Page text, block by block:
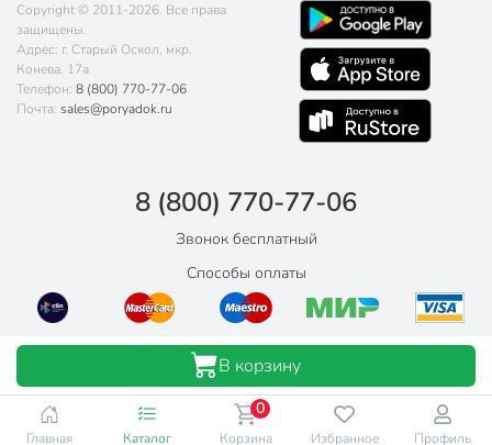
Copyright © 2011-2026. Все права
защищены.
Адрес: г. Старый Оскол, мкр.
Конева, 17а
Телефон: 8 (800) 770-77-06
Почта: sales@poryadok.ru
8 (800) 770-77-06
Звонок бесплатный
Способы оплаты
Главная Каталог Корзина
0
Избранное Профиль
В корзину